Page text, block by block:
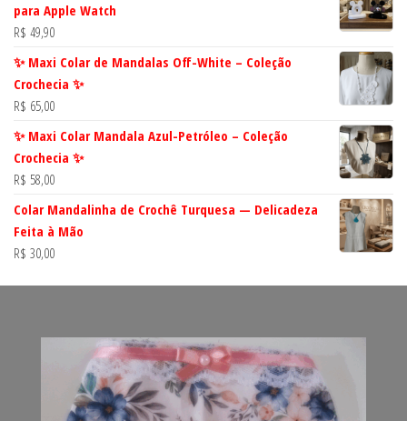
para Apple Watch
R$ 49,90
✨ Maxi Colar de Mandalas Off-White – Coleção
Crochecia ✨
R$ 65,00
✨ Maxi Colar Mandala Azul-Petróleo – Coleção
Crochecia ✨
R$ 58,00
Colar Mandalinha de Crochê Turquesa — Delicadeza
Feita à Mão
R$ 30,00